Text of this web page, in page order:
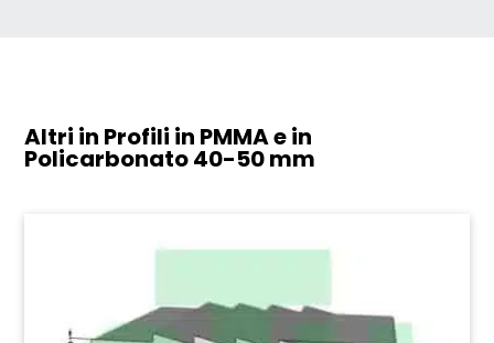
Altri in Profili in PMMA e in
Policarbonato40-50 mm